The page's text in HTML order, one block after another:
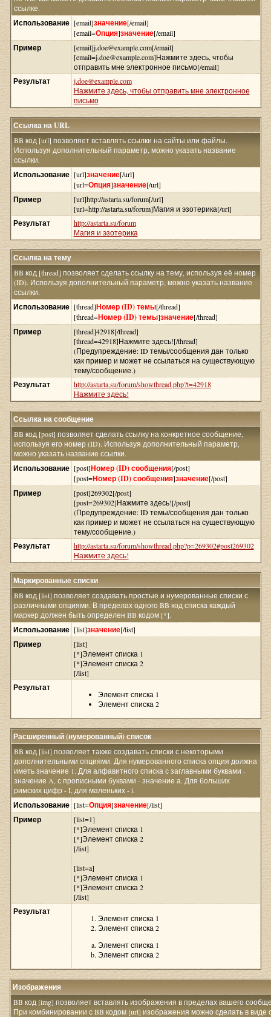
ссылке.
Использование [email]значение[/email]
[email=Опция]значение[/email]
Пример
[email]j.doe@example.com[/email]
[email=j.doe@example.com]Нажмите здесь, чтобы
отправить мне электронное письмо[/email]
Результат
j.doe@example.com
Нажмите здесь, чтобы отправить мне электронное
письмо
Ссылка на URL
BB код [url] позволяет вставлять ссылки на сайты или файлы.
Используя дополнительный параметр, можно указать название
ссылки.
Использование [url]значение[/url]
[url=Опция]значение[/url]
Пример
[url]http://astarta.su/forum[/url]
[url=http://astarta.su/forum]Магия и эзотерика[/url]
Результат
http://astarta.su/forum
Магия и эзотерика
Ссылка на тему
BB код [thread] позволяет сделать ссылку на тему, используя её номер
(ID). Используя дополнительный параметр, можно указать название
ссылки.
Использование [thread]Номер (ID) темы[/thread]
[thread=Номер (ID) темы]значение[/thread]
Пример
[thread]42918[/thread]
[thread=42918]Нажмите здесь![/thread]
(Предупреждение: ID темы/сообщения дан только
как пример и может не ссылаться на существующую
тему/сообщение.)
Результат
http://astarta.su/forum/showthread.php?t=42918
Нажмите здесь!
Ссылка на сообщение
BB код [post] позволяет сделать ссылку на конкретное сообщение,
используя его номер (ID). Используя дополнительный параметр,
можно указать название ссылки.
Использование [post]Номер (ID) сообщения[/post]
[post=Номер (ID) сообщения]значение[/post]
Пример
[post]269302[/post]
[post=269302]Нажмите здесь![/post]
(Предупреждение: ID темы/сообщения дан только
как пример и может не ссылаться на существующую
тему/сообщение.)
Результат
http://astarta.su/forum/showthread.php?p=269302#post269302
Нажмите здесь!
Маркированные списки
BB код [list] позволяет создавать простые и нумерованные списки с
различными опциями. В пределах одного BB код списка каждый
маркер должен быть определен BB кодом [*].
Использование [list]значение[/list]
Пример
[list]
[*]Элемент списка 1
[*]Элемент списка 2
[/list]
Результат
Элемент списка 1
Элемент списка 2
Расширенный (нумерованный) список
BB код [list] позволяет также создавать списки с некоторыми
дополнительными опциями. Для нумерованного списка опция должна
иметь значение 1. Для алфавитного списка с заглавными буквами -
значение A, с прописными буквами - значение а. Для больших
римских цифр - I, для маленьких - i.
Использование [list=Опция]значение[/list]
Пример
[list=1]
[*]Элемент списка 1
[*]Элемент списка 2
[/list]
[list=a]
[*]Элемент списка 1
[*]Элемент списка 2
[/list]
Результат
Элемент списка 1
Элемент списка 2
Элемент списка 1
Элемент списка 2
Изображения
BB код [img] позволяет вставлять изображения в пределах вашего
При комбинировании с BB кодом [url] изображения можно сделать в виде